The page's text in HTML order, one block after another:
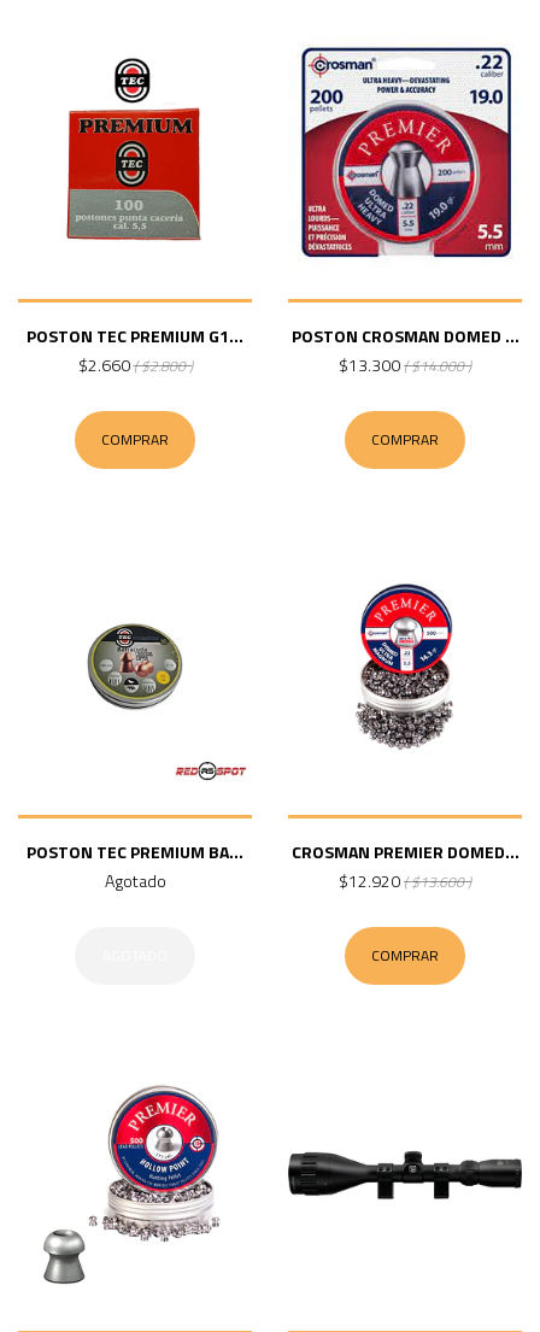
POSTON TEC PREMIUM G1...
$2.660( $2.800 )
COMPRAR
POSTON CROSMAN DOMED ...
$13.300( $14.000 )
COMPRAR
POSTON TEC PREMIUM BA...
Agotado
CROSMAN PREMIER DOMED...
$12.920( $13.600 )
COMPRAR